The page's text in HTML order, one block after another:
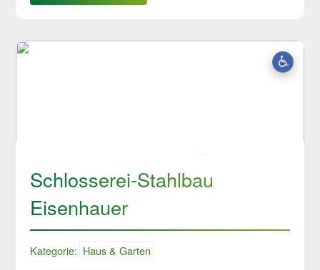
Schlosserei-Stahlbau
Eisenhauer
Kategorie: Haus & Garten